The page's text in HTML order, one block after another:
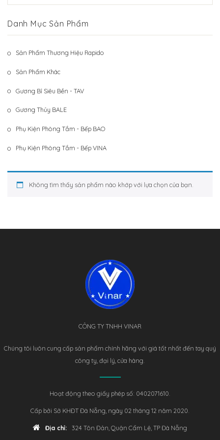
Phụ Kiện Phòng Tắm – Bếp VINA
Sản Phẩm Khác
Danh Mục Sản Phẩm
Sản Phẩm Thương Hiệu Rapido
Sản Phẩm Khác
Gương Bỉ Siêu Bền - TAV
Gương Thủy BALE
Phụ Kiện Phòng Tắm - Bếp BAO
Phụ Kiện Phòng Tắm - Bếp VINA
Không tìm thấy sản phẩm nào khớp với lựa chọn của bạn.
CÔNG TY TNHH VINAR
Chúng tôi luôn cung cấp sản phẩm chính hãng với giá tốt nhất đến tay quý
công ty, đại lý, cửa hàng.
Hoạt động theo giấy phép số: 0402071610.
Cấp bởi Sở KHĐT Đà Nẵng, ngày 02 tháng 12 năm 2020.
Địa chỉ: 324 Tôn Đản, Quận Cẩm Lệ, TP Đà Nẵng